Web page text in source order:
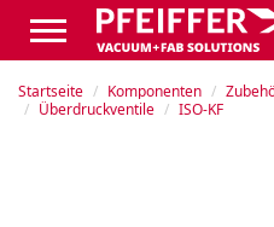
Startseite Komponenten
Überdruckventile
ISO-KF